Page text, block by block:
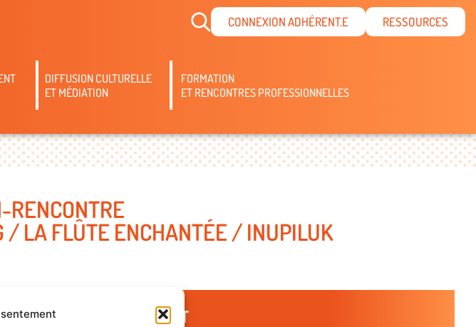
CONNEXION ADHÉRENT.E RESSOURCES
DIFFUSION CULTURELLE
ET MÉDIATION
FORMATION
ET RENCONTRES PROFESSIONNELLES
RENCONTRE
/ LA FLÛTE ENCHANTÉE / INUPILUK
trois
CONTACT